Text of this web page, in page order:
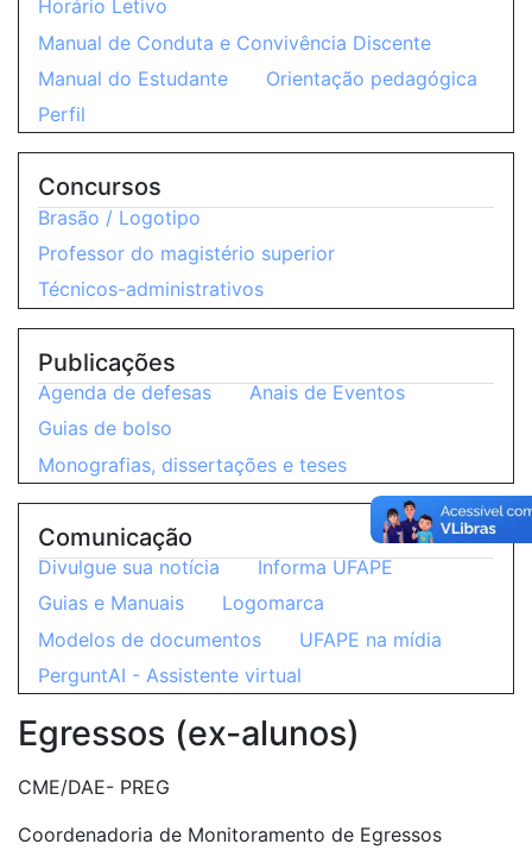
Egressos (ex-alunos)
CME/DAE- PREG
Coordenadoria de Monitoramento de Egressos
Horário Letivo
Manual de Conduta e Convivência Discente
Manual do Estudante
Orientação pedagógica
Perfil
Concursos
Brasão / Logotipo
Professor do magistério superior
Técnicos-administrativos
Publicações
Agenda de defesas
Anais de Eventos
Guias de bolso
Monografias, dissertações e teses
Comunicação
Divulgue sua notícia
Informa UFAPE
Guias e Manuais
Logomarca
Modelos de documentos
UFAPE na mídia
PerguntAI - Assistente virtual